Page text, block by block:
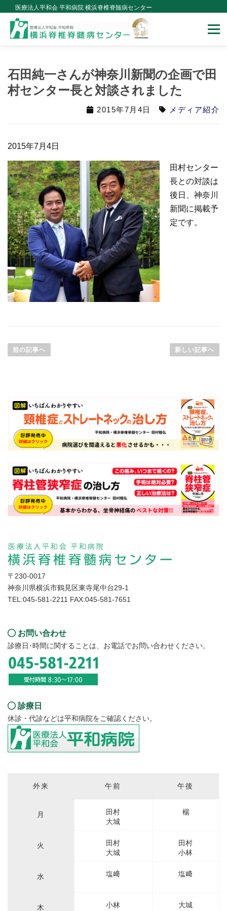
Skip
content
医療法人平和会 平和病院 横浜脊椎脊髄病センター
Menu
医師紹介 メディア紹介
石田純一さんが神奈川新聞の企画で田
村センター長と対談されました
2015年7月4日 メディア紹介
2015年7月4日
田村センター
長との対談は
後日、神奈川
新聞に掲載予
定です。
前の記事へ 新しい記事へ
〒230-0017
神奈川県横浜市鶴見区東寺尾中台29-1
TEL:045-581-2211 FAX:045-581-7651
お問い合わせ
診療日･時間に関することは、お電話でお問い合わせください。
診療日
休診・代診などは平和病院をご確認ください。
外来
月
火
水
木
午前
田村
大城
田村
大城
塩﨑
小林
午後
楊
田村
小林
塩﨑
大城